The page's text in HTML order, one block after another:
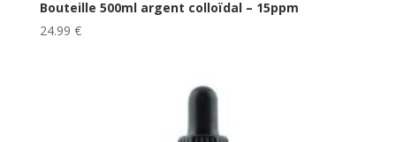
Bouteille 500ml argent colloïdal – 15ppm
24.99 €